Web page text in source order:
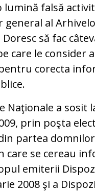
falsă
general al
să fac
care le consider
corecta
Naţionale a sosit
prin poşta
partea
care se cereau
emiterii
2008 şi a